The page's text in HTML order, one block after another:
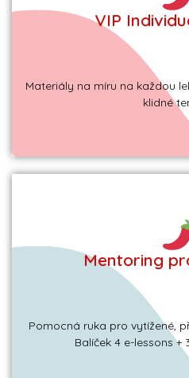
VIP
Materiály na míru na každou
klidné
Více info
Zjistit
Mentoring
Pomocná ruka pro vytížené,
Balíček 4 e-lessons
Balíčky a ceník
Zjistit